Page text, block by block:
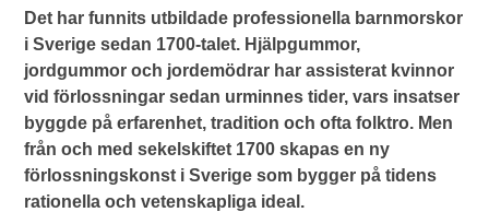
Det har funnits utbildade professionella barnmorskor
i Sverige sedan 1700-talet. Hjälpgummor,
jordgummor och jordemödrar har assisterat kvinnor
vid förlossningar sedan urminnes tider, vars insatser
byggde på erfarenhet, tradition och ofta folktro. Men
från och med sekelskiftet 1700 skapas en ny
förlossningskonst i Sverige som bygger på tidens
rationella och vetenskapliga ideal.